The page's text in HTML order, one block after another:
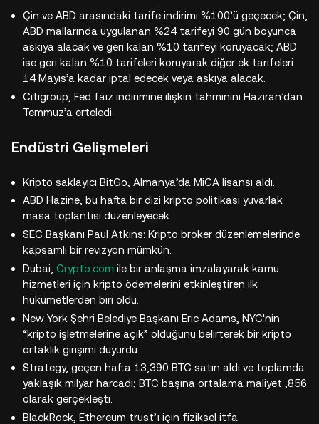
Çin ve ABD arasındaki tarife indirimi %100’ü geçecek; Çin,
ABD mallarında uygulanan %24 tarifeyi 90 gün boyunca
askıya alacak ve geri kalan %10 tarifeyi koruyacak; ABD
ise geri kalan %10 tarifeleri koruyarak diğer ek tarifeleri
14 Mayıs’a kadar iptal edecek veya askıya alacak.
Citigroup, Fed faiz indirimine ilişkin tahminini Haziran’dan
Temmuz’a erteledi.
Endüstri Gelişmeleri
Kripto saklayıcı BitGo, Almanya’da MiCA lisansı aldı.
ABD Hazine, bu hafta bir dizi kripto politikası yuvarlak
masa toplantısı düzenleyecek.
SEC Başkanı Paul Atkins: Kripto broker düzenlemelerinde
kapsamlı bir revizyon mümkün.
Dubai, Crypto.com ile bir anlaşma imzalayarak kamu
hizmetleri için kripto ödemelerini etkinleştiren ilk
hükümetlerden biri oldu.
New York Şehri Belediye Başkanı Eric Adams, NYC'nin
“kripto işletmelerine açık” olduğunu belirterek bir kripto
ortaklık girişimi duyurdu.
Strategy, geçen hafta 13,390 BTC satın aldı ve toplamda
yaklaşık milyar harcadı; BTC başına ortalama maliyet ,856
olarak gerçekleşti.
BlackRock, Ethereum trust’ı için fiziksel itfa